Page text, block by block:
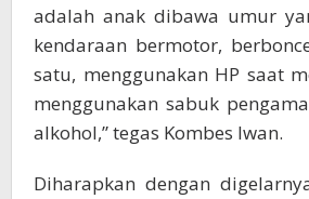
adalah anak dibawa umur
kendaraan bermotor,
satu, menggunakan HP saat
menggunakan sabuk
alkohol,” tegas Kombes Iwan.
Diharapkan dengan